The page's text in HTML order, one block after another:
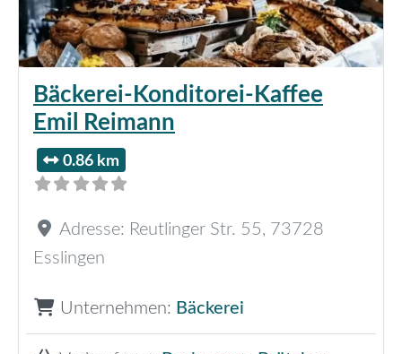
Bäckerei-Konditorei-Kaffee
Emil Reimann
0.86 km
Adresse: Reutlinger Str. 55, 73728
Esslingen
Unternehmen: Bäckerei